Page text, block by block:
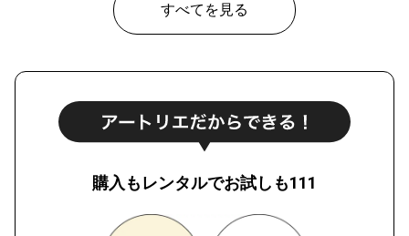
すべてを見る
購入もレンタルでお試しも111